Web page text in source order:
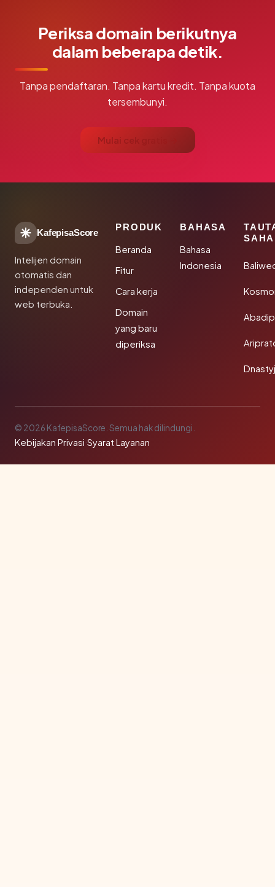
Periksa domain berikutnya
dalam beberapa detik.
Tanpa pendaftaran. Tanpa kartu kredit. Tanpa kuota
tersembunyi.
Mulai cek gratis →
KafepisaScore
Intelijen domain
otomatis dan
independen untuk
web terbuka.
PRODUK
Beranda
Fitur
Cara kerja
Domain
yang baru
diperiksa
BAHASA
Bahasa
Indonesia
© 2026 KafepisaScore. Semua hak dilindungi.
Kebijakan Privasi·Syarat Layanan